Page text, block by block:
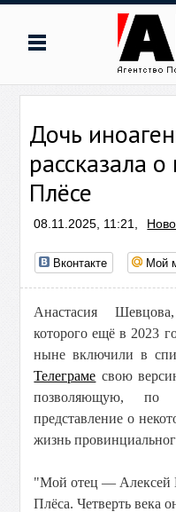
Дочь
рассказала
Плёсе
08.11.2025, 11:21,
Вконтакте Мой
Анастасия
которого ещё в 2023
ныне включили в
Телеграме свою
позволяющую, по
представление о
жизнь
"Мой отец — Алексей
Плёса. Четверть века